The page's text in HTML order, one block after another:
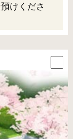
けくださ